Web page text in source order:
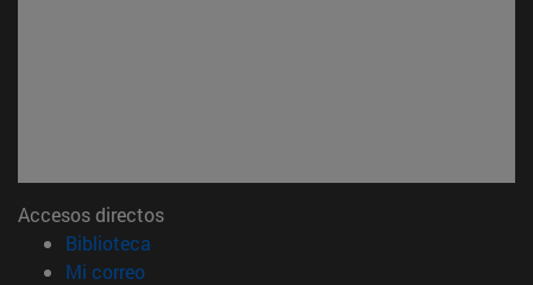
Accesos directos
Biblioteca
Mi correo(abre en nueva ventana)